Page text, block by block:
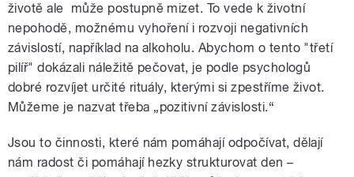
životě ale může postupně mizet. To vede k životní
nepohodě, možnému vyhoření i rozvoji negativních
závislostí, například na alkoholu. Abychom o tento "třetí
pilíř" dokázali náležitě pečovat, je podle psychologů
dobré rozvíjet určité rituály, kterými si zpestříme život.
Můžeme je nazvat třeba „pozitivní závislosti.“
Jsou to činnosti, které nám pomáhají odpočívat, dělají
nám radost či pomáhají hezky strukturovat den –